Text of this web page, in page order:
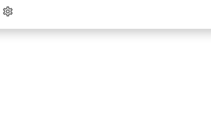
settings